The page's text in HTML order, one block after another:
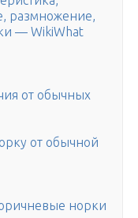
размножение,
— WikiWhat
от обычных
от обычной
норки